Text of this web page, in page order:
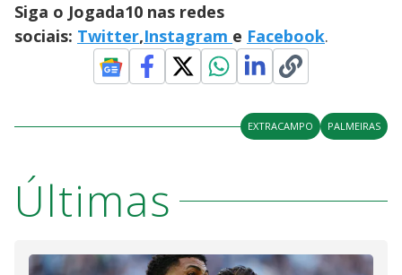
Siga o Jogada10 nas redes
sociais: Twitter,Instagram e Facebook.
EXTRACAMPO PALMEIRAS
Últimas